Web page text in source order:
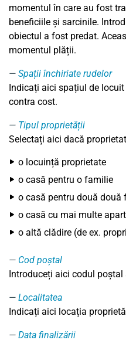
momentul în care au fost
beneficiile și sarcinile.
obiectul a fost predat.
momentul plății.
Spații închiriate rudelor
Indicați aici spațiul de
contra cost.
Tipul proprietății
Selectați aici dacă
o locuință proprietate
o casă pentru o familie
o casă pentru două două
o casă cu mai multe
o altă clădire (de ex.
Cod poștal
Introduceți aici codul poștal
Localitatea
Indicați aici locația
Data finalizării